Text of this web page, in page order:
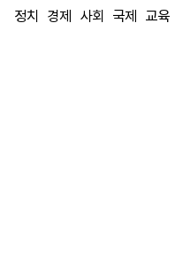
정치 경제 사회 국제 교육